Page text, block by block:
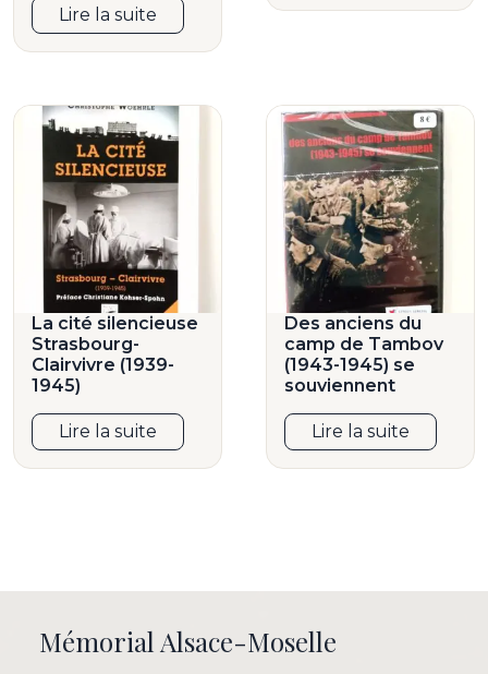
Lire la suite
La cité silencieuse
Strasbourg-
Clairvivre (1939-
1945)
Lire la suite
Des anciens du
camp de Tambov
(1943-1945) se
souviennent
Lire la suite
Mémorial Alsace-Moselle